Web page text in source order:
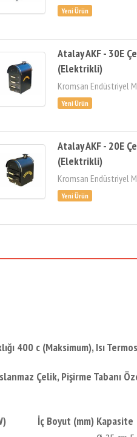
Atalay AKF - 30E
(Elektrikli)
Kromsan Endüstriyel
Atalay AKF - 20E
(Elektrikli)
Kromsan Endüstriyel
400 c (Maksimum), Isı
Pişirme Tabanı Özel
İç Boyut (mm) Kapasite